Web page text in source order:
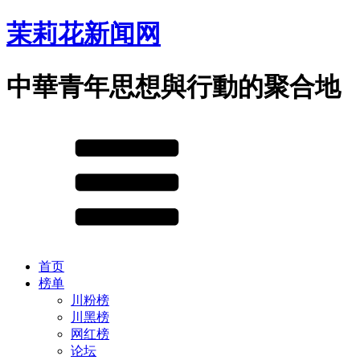
茉莉花新闻网
中華青年思想與行動的聚合地
首页
榜单
川粉榜
川黑榜
网红榜
论坛